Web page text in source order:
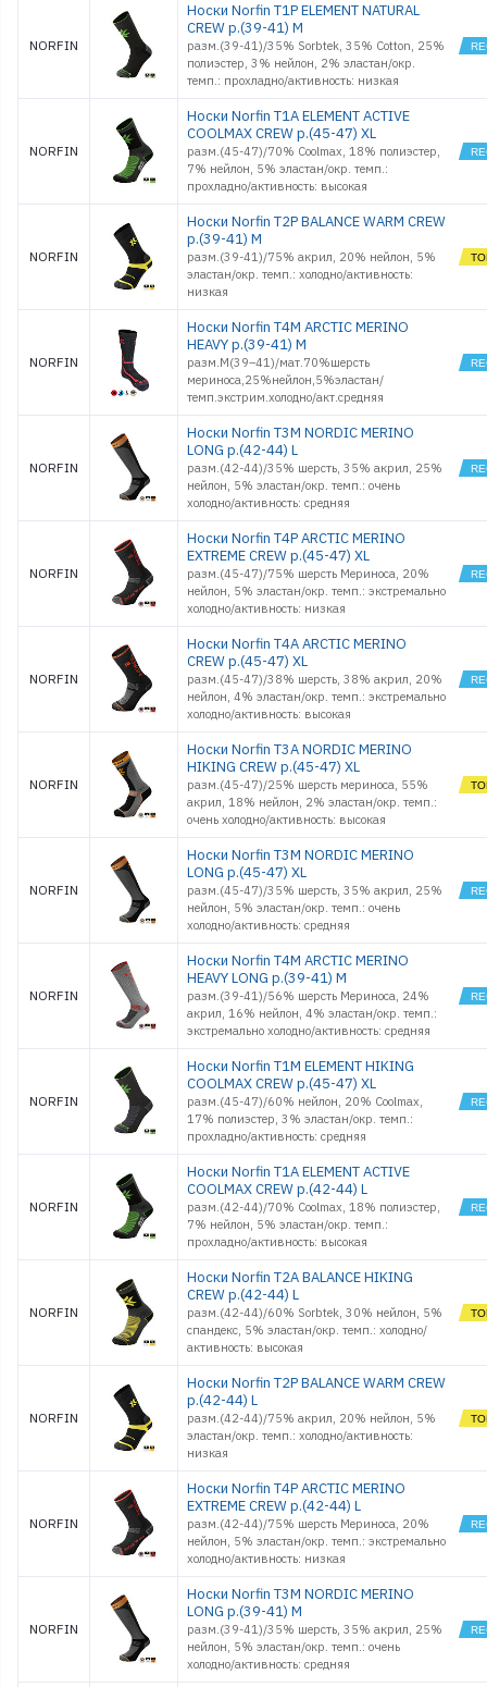
NORFIN
Носки Norfin T1P ELEMENT NATURAL
CREW р.(39-41) M
разм.(39-41)/35% Sorbtek, 35% Cotton, 25%
полиэстер, 3% нейлон, 2% эластан/окр.
темп.: прохладно/активность: низкая
NORFIN
Носки Norfin T1A ELEMENT ACTIVE
COOLMAX CREW р.(45-47) XL
разм.(45-47)/70% Coolmax, 18% полиэстер,
7% нейлон, 5% эластан/окр. темп.:
прохладно/активность: высокая
NORFIN
Носки Norfin T2P BALANCE WARM CREW
р.(39-41) M
разм.(39-41)/75% акрил, 20% нейлон, 5%
эластан/окр. темп.: холодно/активность:
низкая
NORFIN
Носки Norfin T4M ARCTIC MERINO
HEAVY р.(39-41) M
разм.M(39–41)/мат.70%шерсть
мериноса,25%нейлон,5%эластан/
темп.экстрим.холодно/акт.средняя
NORFIN
Носки Norfin T3M NORDIC MERINO
LONG р.(42-44) L
разм.(42-44)/35% шерсть, 35% акрил, 25%
нейлон, 5% эластан/окр. темп.: очень
холодно/активность: средняя
NORFIN
Носки Norfin T4P ARCTIC MERINO
EXTREME CREW р.(45-47) XL
разм.(45-47)/75% шерсть Мериноса, 20%
нейлон, 5% эластан/окр. темп.: экстремально
холодно/активность: низкая
NORFIN
Носки Norfin T4A ARCTIC MERINO
CREW р.(45-47) XL
разм.(45-47)/38% шерсть, 38% акрил, 20%
нейлон, 4% эластан/окр. темп.: экстремально
холодно/активность: высокая
NORFIN
Носки Norfin T3A NORDIC MERINO
HIKING CREW р.(45-47) XL
разм.(45-47)/25% шерсть мериноса, 55%
акрил, 18% нейлон, 2% эластан/окр. темп.:
очень холодно/активность: высокая
NORFIN
Носки Norfin T3M NORDIC MERINO
LONG р.(45-47) XL
разм.(45-47)/35% шерсть, 35% акрил, 25%
нейлон, 5% эластан/окр. темп.: очень
холодно/активность: средняя
NORFIN
Носки Norfin T4M ARCTIC MERINO
HEAVY LONG р.(39-41) M
разм.(39-41)/56% шерсть Мериноса, 24%
акрил, 16% нейлон, 4% эластан/окр. темп.:
экстремально холодно/активность: средняя
NORFIN
Носки Norfin T1M ELEMENT HIKING
COOLMAX CREW р.(45-47) XL
разм.(45-47)/60% нейлон, 20% Coolmax,
17% полиэстер, 3% эластан/окр. темп.:
прохладно/активность: средняя
NORFIN
Носки Norfin T1A ELEMENT ACTIVE
COOLMAX CREW р.(42-44) L
разм.(42-44)/70% Coolmax, 18% полиэстер,
7% нейлон, 5% эластан/окр. темп.:
прохладно/активность: высокая
NORFIN
Носки Norfin T2A BALANCE HIKING
CREW р.(42-44) L
разм.(42-44)/60% Sorbtek, 30% нейлон, 5%
спандекс, 5% эластан/окр. темп.: холодно/
активность: высокая
NORFIN
Носки Norfin T2P BALANCE WARM CREW
р.(42-44) L
разм.(42-44)/75% акрил, 20% нейлон, 5%
эластан/окр. темп.: холодно/активность:
низкая
NORFIN
Носки Norfin T4P ARCTIC MERINO
EXTREME CREW р.(42-44) L
разм.(42-44)/75% шерсть Мериноса, 20%
нейлон, 5% эластан/окр. темп.: экстремально
холодно/активность: низкая
NORFIN
Носки Norfin T3M NORDIC MERINO
LONG р.(39-41) M
разм.(39-41)/35% шерсть, 35% акрил, 25%
нейлон, 5% эластан/окр. темп.: очень
холодно/активность: средняя